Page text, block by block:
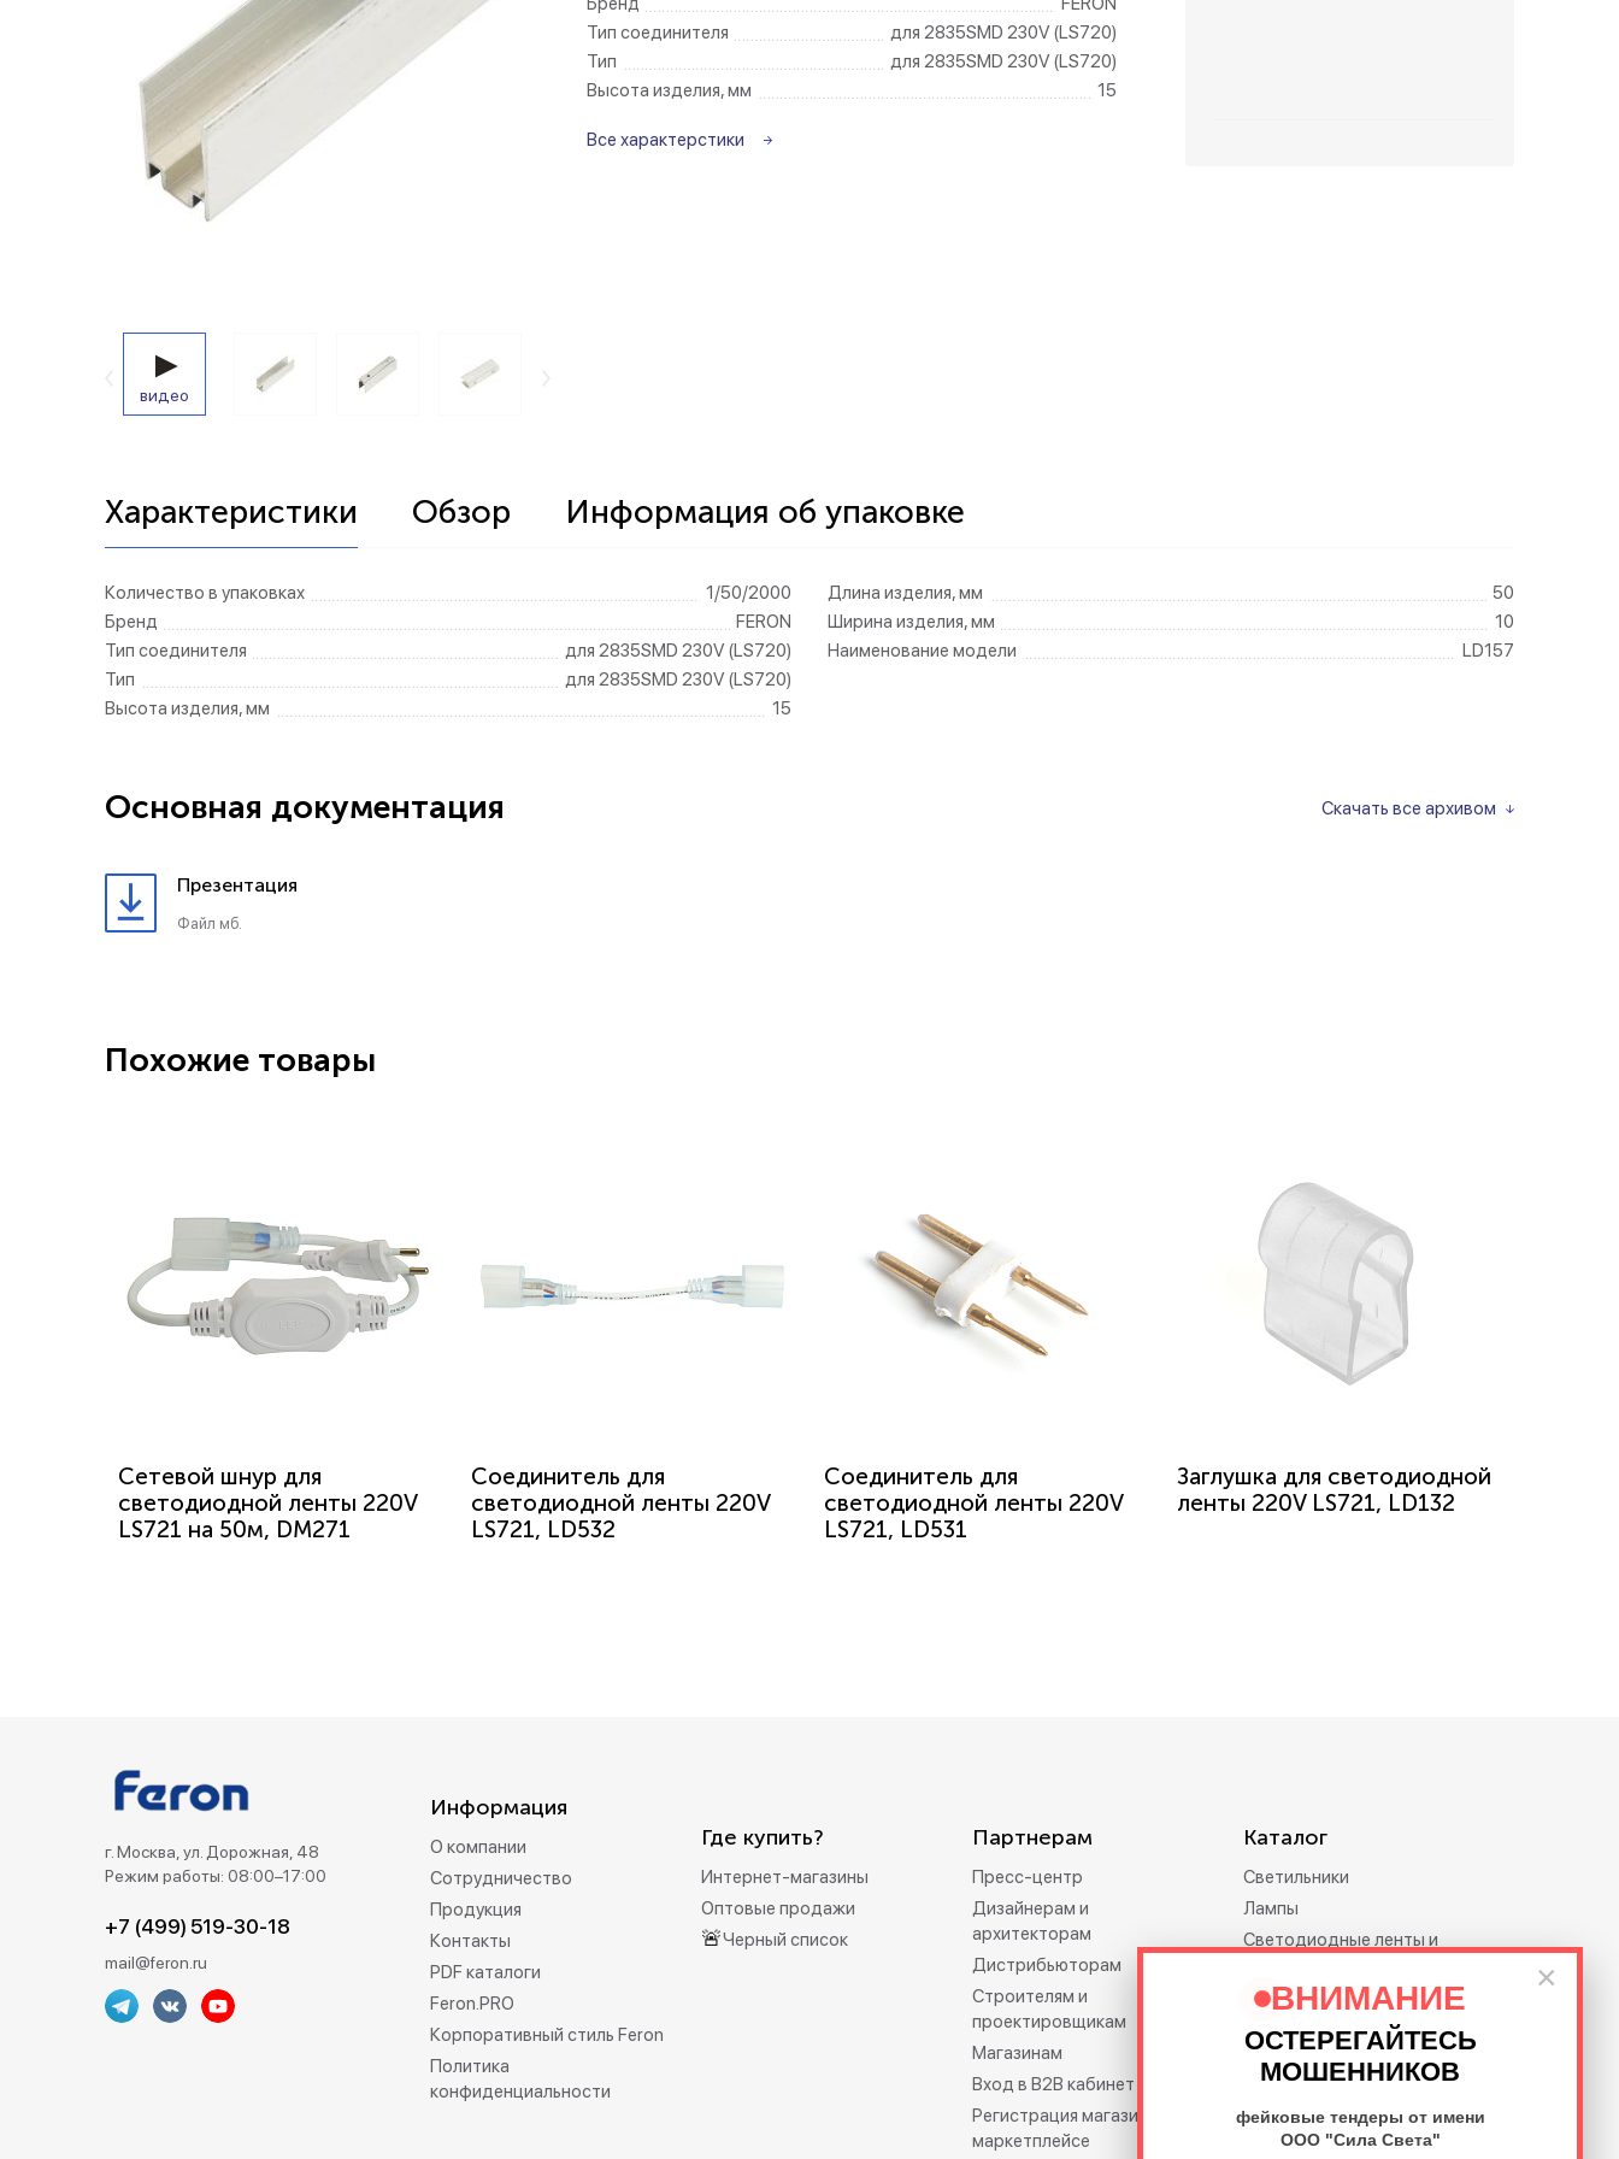
×
ВНИМАНИЕ
ОСТЕРЕГАЙТЕСЬ
МОШЕННИКОВ
фейковые тендеры от имени
ООО "Сила Света"
Беспроводные выключатели Беспроводные розетки
Контроллеры и реле 220в
видео
Тип соединителя
для 2835SMD 230V (LS720)
Тип
для 2835SMD 230V (LS720)
Высота изделия, мм
15
Все характерстики
Характеристики Обзор Информация об упаковке
Количество в упаковках
1/50/2000
Бренд
FERON
Тип соединителя
для 2835SMD 230V (LS720)
Тип
для 2835SMD 230V (LS720)
Высота изделия, мм
15
Длина изделия, мм
50
Ширина изделия, мм
10
Наименование модели
LD157
Скачать все архивом
Основная документация
Презентация
Файл мб.
Похожие товары
Сетевой шнур для
светодиодной ленты 220V
LS721 на 50м, DM271
Соединитель для
светодиодной ленты 220V
LS721, LD532
Соединитель для
светодиодной ленты 220V
LS721, LD531
Заглушка для светодиодной
ленты 220V LS721, LD132
г. Москва, ул. Дорожная, 48
Режим работы: 08:00–17:00
+7 (499) 519-30-18
mail@feron.ru
Информация
О компании
Сотрудничество
Продукция
Контакты
PDF каталоги
Feron.PRO
Корпоративный стиль Feron
Политика
конфиденциальности
Где купить?
Интернет-магазины
Оптовые продажи
🚨Черный список
Партнерам
Пресс-центр
Дизайнерам и
архитекторам
Дистрибьюторам
Строителям и
проектировщикам
Магазинам
Вход в B2B кабинет
Регистрация магазина на
маркетплейсе
Каталог
Светильники
Лампы
Светодиодные ленты и
Электротовары
Праздничное освещение
Освещение премиум-
класса Feron.PRO